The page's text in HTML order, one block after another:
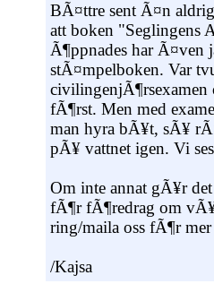
BÃ¤ttre sent Ã¤n
att boken "Seglingens
Ã¶ppnades har
stÃ¤mpelboken. Var
fÃ¶rst. Men med
man hyra bÃ¥t, sÃ¥
pÃ¥ vattnet igen. Vi
Om inte annat gÃ¥r
fÃ¶r fÃ¶redrag om
ring/maila oss fÃ¶r
/Kajsa